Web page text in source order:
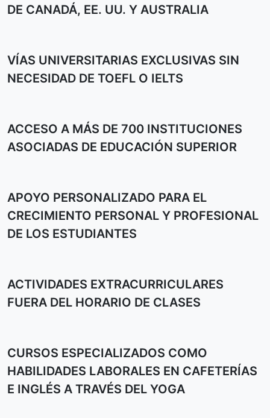
DE CANADÁ, EE. UU. Y AUSTRALIA
VÍAS UNIVERSITARIAS EXCLUSIVAS SIN
NECESIDAD DE TOEFL O IELTS
ACCESO A MÁS DE 700 INSTITUCIONES
ASOCIADAS DE EDUCACIÓN SUPERIOR
APOYO PERSONALIZADO PARA EL
CRECIMIENTO PERSONAL Y PROFESIONAL
DE LOS ESTUDIANTES
ACTIVIDADES EXTRACURRICULARES
FUERA DEL HORARIO DE CLASES
CURSOS ESPECIALIZADOS COMO
HABILIDADES LABORALES EN CAFETERÍAS
E INGLÉS A TRAVÉS DEL YOGA